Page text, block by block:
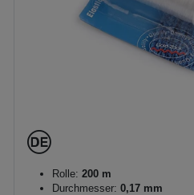
Rolle: 200 m
Durchmesser: 0,17 mm